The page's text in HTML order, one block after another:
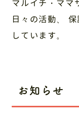
〒486-0945
マルイチ・ママ
日々の活動、
しています。
お知らせ